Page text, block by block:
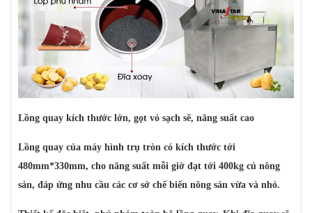
Lồng quay kích thước lớn, gọt vỏ sạch sẽ, năng suất cao
Lồng quay của máy hình trụ tròn có kích thước tới
480mm*330mm, cho năng suất mỗi giờ đạt tới 400kg củ nông
sản, đáp ứng nhu cầu các cơ sở chế biến nông sản vừa và nhỏ.